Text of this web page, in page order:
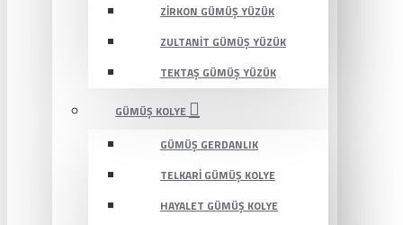
ZIRKON GÜMÜŞ YÜZÜK
ZULTANIT GÜMÜŞ YÜZÜK
TEKTAŞ GÜMÜŞ YÜZÜK
GÜMÜŞ KOLYE
GÜMÜŞ GERDANLIK
TELKARI GÜMÜŞ KOLYE
HAYALET GÜMÜŞ KOLYE